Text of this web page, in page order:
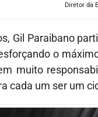
Diretor da
Gil Paraibano
o
muito
cada um ser um